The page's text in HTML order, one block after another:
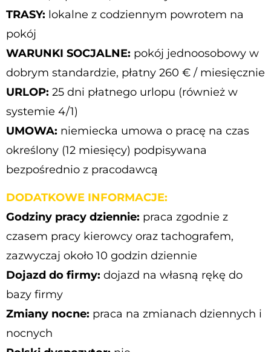
TRASY: lokalne z codziennym powrotem na
pokój
WARUNKI SOCJALNE: pokój jednoosobowy w
dobrym standardzie, płatny 260 € / miesięcznie
URLOP: 25 dni płatnego urlopu (również w
systemie 4/1)
UMOWA: niemiecka umowa o pracę na czas
określony (12 miesięcy) podpisywana
bezpośrednio z pracodawcą
DODATKOWE INFORMACJE:
Godziny pracy dziennie: praca zgodnie z
czasem pracy kierowcy oraz tachografem,
zazwyczaj około 10 godzin dziennie
Dojazd do firmy: dojazd na własną rękę do
bazy firmy
Zmiany nocne: praca na zmianach dziennych i
nocnych